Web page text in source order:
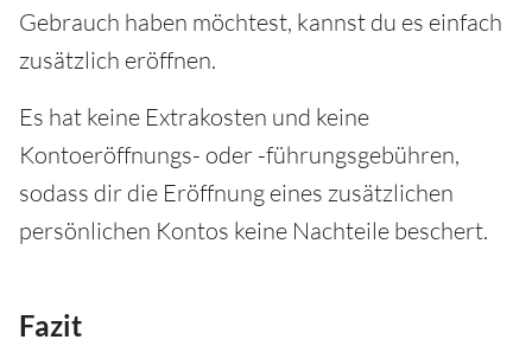
Gebrauch haben möchtest, kannst du es einfach
zusätzlich eröffnen.
Es hat keine Extrakosten und keine
Kontoeröffnungs- oder -führungsgebühren,
sodass dir die Eröffnung eines zusätzlichen
persönlichen Kontos keine Nachteile beschert.
Fazit